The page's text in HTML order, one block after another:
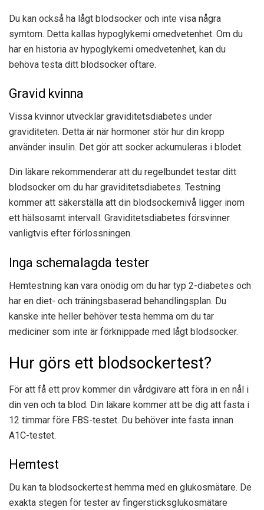
Du kan också ha lågt blodsocker och inte visa några
symtom. Detta kallas hypoglykemi omedvetenhet. Om du
har en historia av hypoglykemi omedvetenhet, kan du
behöva testa ditt blodsocker oftare.
Gravid kvinna
Vissa kvinnor utvecklar graviditetsdiabetes under
graviditeten. Detta är när hormoner stör hur din kropp
använder insulin. Det gör att socker ackumuleras i blodet.
Din läkare rekommenderar att du regelbundet testar ditt
blodsocker om du har graviditetsdiabetes. Testning
kommer att säkerställa att din blodsockernivå ligger inom
ett hälsosamt intervall. Graviditetsdiabetes försvinner
vanligtvis efter förlossningen.
Inga schemalagda tester
Hemtestning kan vara onödig om du har typ 2-diabetes och
har en diet- och träningsbaserad behandlingsplan. Du
kanske inte heller behöver testa hemma om du tar
mediciner som inte är förknippade med lågt blodsocker.
Hur görs ett blodsockertest?
För att få ett prov kommer din vårdgivare att föra in en nål i
din ven och ta blod. Din läkare kommer att be dig att fasta i
12 timmar före FBS-testet. Du behöver inte fasta innan
A1C-testet.
Hemtest
Du kan ta blodsockertest hemma med en glukosmätare. De
exakta stegen för tester av fingersticksglukosmätare